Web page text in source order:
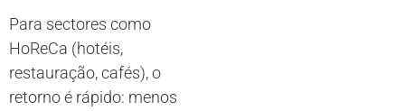
Para sectores como
HoReCa (hotéis,
restauração, cafés), o
retorno é rápido: menos